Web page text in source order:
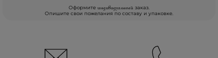
Оформите индивидуальный заказ.
Опишите свои пожелания по составу и упаковке.